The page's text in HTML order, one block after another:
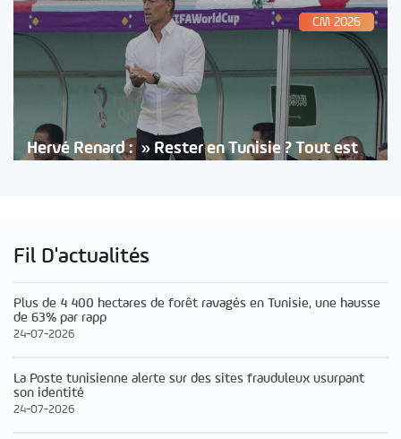
CM 2026
Hervé Renard : » Rester en Tunisie ? Tout est
Fil D'actualités
Plus de 4 400 hectares de forêt ravagés en Tunisie, une hausse
de 63% par rapp
24-07-2026
La Poste tunisienne alerte sur des sites frauduleux usurpant
son identité
24-07-2026